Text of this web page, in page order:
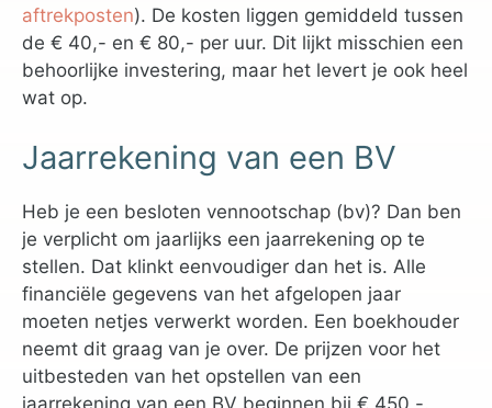
aftrekposten). De kosten liggen gemiddeld tussen
de € 40,- en € 80,- per uur. Dit lijkt misschien een
behoorlijke investering, maar het levert je ook heel
wat op.
Jaarrekening van een BV
Heb je een besloten vennootschap (bv)? Dan ben
je verplicht om jaarlijks een jaarrekening op te
stellen. Dat klinkt eenvoudiger dan het is. Alle
financiële gegevens van het afgelopen jaar
moeten netjes verwerkt worden. Een boekhouder
neemt dit graag van je over. De prijzen voor het
uitbesteden van het opstellen van een